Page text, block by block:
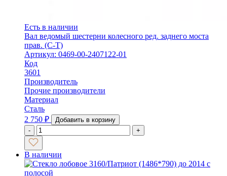
Есть в наличии
Вал ведомый шестерни колесного ред. заднего моста
прав. (С-Т)
Артикул: 0469-00-2407122-01
Код
3601
Производитель
Прочие производители
Материал
Сталь
2 750 ₽
Добавить в корзину
-
+
В наличии